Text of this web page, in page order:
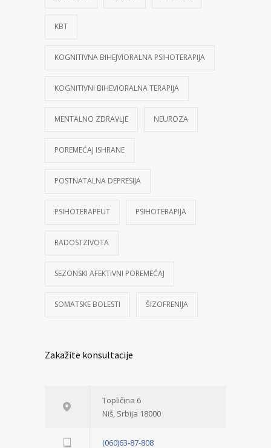
KBT
KOGNITIVNA BIHEJVIORALNA PSIHOTERAPIJA
KOGNITIVNI BIHEVIORALNA TERAPIJA
MENTALNO ZDRAVLJE NEUROZA
POREMEĆAJ ISHRANE
POSTNATALNA DEPRESIJA
PSIHOTERAPEUT PSIHOTERAPIJA
RADOSTZIVOTA
SEZONSKI AFEKTIVNI POREMEĆAJ
SOMATSKE BOLESTI ŠIZOFRENIJA
Zakažite konsultacije
Topličina 6
Niš, Srbija 18000
(060)63-87-808